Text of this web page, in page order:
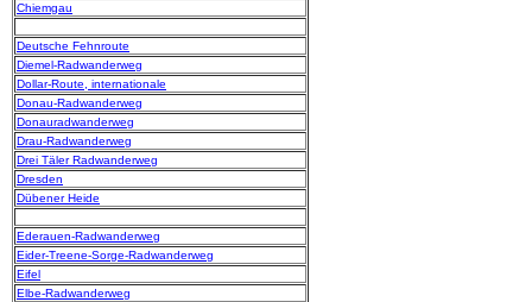
Chiemgau
Deutsche Fehnroute
Diemel-Radwanderweg
Dollar-Route, internationale
Donau-Radwanderweg
Donauradwanderweg
Drau-Radwanderweg
Drei Täler Radwanderweg
Dresden
Dübener Heide
Ederauen-Radwanderweg
Eider-Treene-Sorge-Radwanderweg
Eifel
Elbe-Radwanderweg